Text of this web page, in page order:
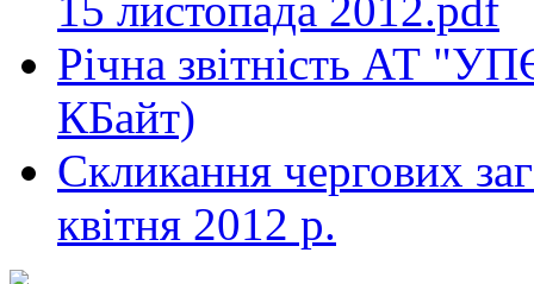
Річна звітність АТ
КБайт)
Скликання чергових
квітня 2012 р.